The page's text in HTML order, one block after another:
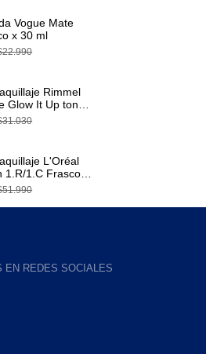
Vogue Mate
x 30 ml
Rimmel
Glow It Up tono
Empaque x
L'Oréal
1.C Frasco x
EN REDES SOCIALES